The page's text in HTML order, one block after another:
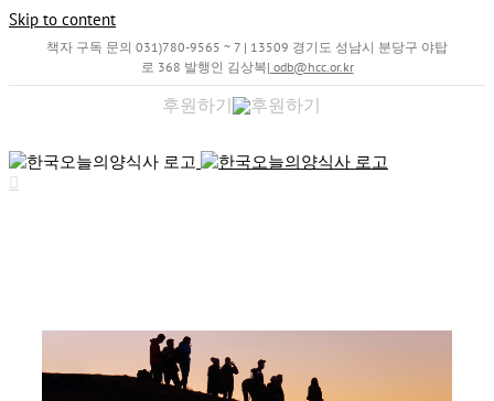
Skip to content
책자 구독 문의 031)780-9565 ~ 7 | 13509 경기도 성남시 분당구 야탑
로 368 발행인 김상복| odb@hcc.or.kr
후원하기